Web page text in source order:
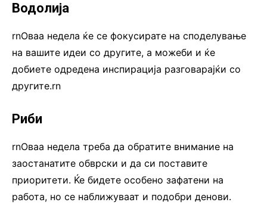
Водолија
rnОваа недела ќе се фокусирате на споделување
на вашите идеи со другите, а можеби и ќе
добиете одредена инспирација разговарајќи со
другите.rn
Риби
rnОваа недела треба да обратите внимание на
заостанатите обврски и да си поставите
приоритети. Ќе бидете особено зафатени на
работа, но се наближуваат и подобри денови.